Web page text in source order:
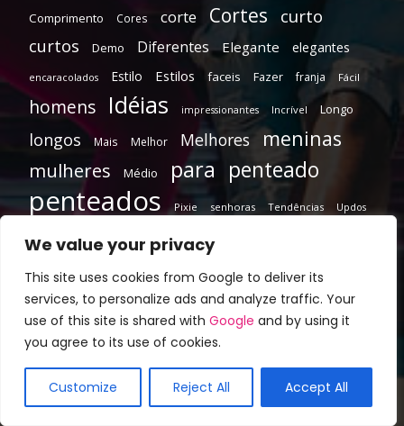
We value your privacy
This site uses cookies from Google to deliver its
services, to personalize ads and analyze traffic. Your
use of this site is shared with Google and by using it
you agree to its use of cookies.
Customize Reject All Accept All
Comprimento Cores corte Cortes curto
curtos Demo Diferentes Elegante elegantes
encaracolados Estilo Estilos faceis Fazer franja Fácil
homens Idéias impressionantes Incrível Longo
longos Mais Melhor Melhores meninas
mulheres Médio para penteado
penteados Pixie senhoras Tendências Updos